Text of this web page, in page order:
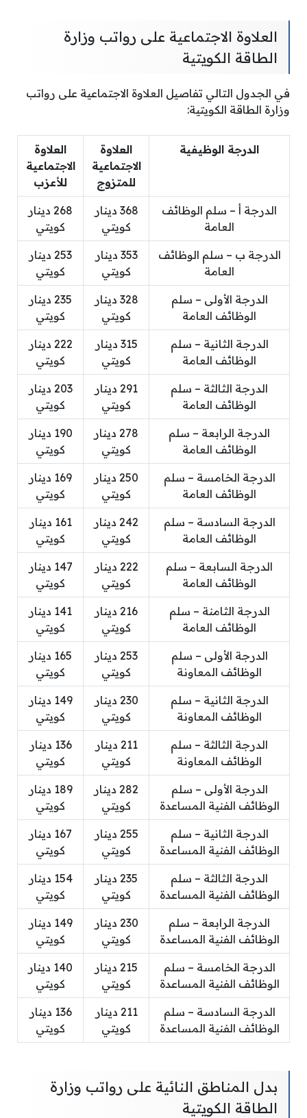
العلاوة الاجتماعية على رواتب وزارة
الطاقة الكويتية
في الجدول التالي تفاصيل العلاوة الاجتماعية على رواتب
وزارة الطاقة الكويتية:
الدرجة الوظيفية
العلاوة
الاجتماعية
للمتزوج
العلاوة
الاجتماعية
للأعزب
الدرجة أ – سلم الوظائف
العامة
368 دينار
كويتي
268 دينار
كويتي
الدرجة ب – سلم الوظائف
العامة
353 دينار
كويتي
253 دينار
كويتي
الدرجة الأولى – سلم
الوظائف العامة
328 دينار
كويتي
235 دينار
كويتي
الدرجة الثانية – سلم
الوظائف العامة
315 دينار
كويتي
222 دينار
كويتي
الدرجة الثالثة – سلم
الوظائف العامة
291 دينار
كويتي
203 دينار
كويتي
الدرجة الرابعة – سلم
الوظائف العامة
278 دينار
كويتي
190 دينار
كويتي
الدرجة الخامسة – سلم
الوظائف العامة
250 دينار
كويتي
169 دينار
كويتي
الدرجة السادسة – سلم
الوظائف العامة
242 دينار
كويتي
161 دينار
كويتي
الدرجة السابعة – سلم
الوظائف العامة
222 دينار
كويتي
147 دينار
كويتي
الدرجة الثامنة – سلم
الوظائف العامة
216 دينار
كويتي
141 دينار
كويتي
الدرجة الأولى – سلم
الوظائف المعاونة
253 دينار
كويتي
165 دينار
كويتي
الدرجة الثانية – سلم
الوظائف المعاونة
230 دينار
كويتي
149 دينار
كويتي
الدرجة الثالثة – سلم
الوظائف المعاونة
211 دينار
كويتي
136 دينار
كويتي
الدرجة الأولى – سلم
الوظائف الفنية المساعدة
282 دينار
كويتي
189 دينار
كويتي
الدرجة الثانية – سلم
الوظائف الفنية المساعدة
255 دينار
كويتي
167 دينار
كويتي
الدرجة الثالثة – سلم
الوظائف الفنية المساعدة
235 دينار
كويتي
154 دينار
كويتي
الدرجة الرابعة – سلم
الوظائف الفنية المساعدة
230 دينار
كويتي
149 دينار
كويتي
الدرجة الخامسة – سلم
الوظائف الفنية المساعدة
215 دينار
كويتي
140 دينار
كويتي
الدرجة السادسة – سلم
الوظائف الفنية المساعدة
211 دينار
كويتي
136 دينار
كويتي
بدل المناطق النائية على رواتب وزارة
الطاقة الكويتية